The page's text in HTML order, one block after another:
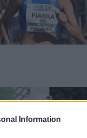
Information